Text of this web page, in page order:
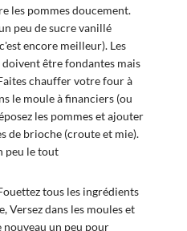
les pommes doucement.
peu de sucre vanillé
encore meilleur). Les
doivent être fondantes mais
chauffer votre four à
le moule à financiers (ou
les pommes et ajouter
de brioche (croute et mie).
peu le tout
tous les ingrédients
Versez dans les moules et
nouveau un peu pour